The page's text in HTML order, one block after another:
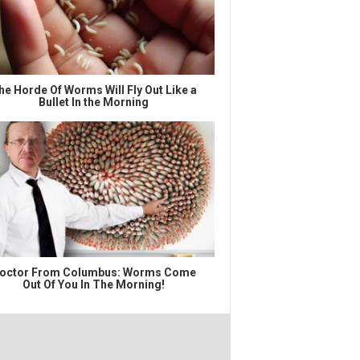
Horde Of Worms Will Fly Out Like a
Bullet In the Morning
From Columbus: Worms Come
Out Of You In The Morning!